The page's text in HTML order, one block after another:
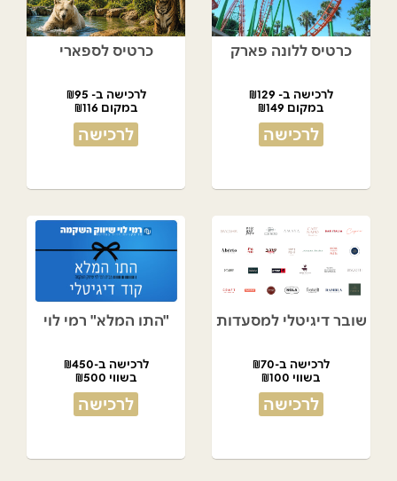
כרטיס ללונה פארק
לרכישה ב- ₪129
במקום ₪149
לרכישה
כרטיס לספארי
לרכישה ב- ₪95
במקום ₪116
לרכישה
שובר דיגיטלי למסעדות
לרכישה ב-₪70
בשווי ₪100
לרכישה
"התו המלא" רמי לוי
לרכישה ב-₪450
בשווי ₪500
לרכישה